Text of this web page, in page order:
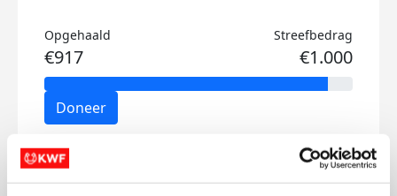
Opgehaald
€917
Streefbedrag
€1.000
Doneer